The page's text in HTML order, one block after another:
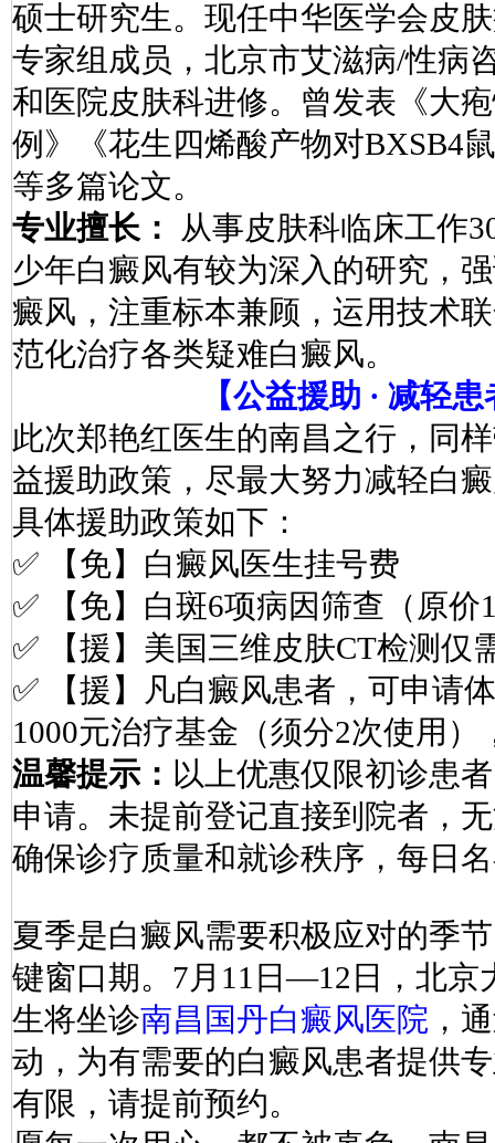
硕士研究生。现任中华医学会皮
专家组成员，北京市艾滋病/性病
和医院皮肤科进修。曾发表《大
例》《花生四烯酸产物对BXSB4
等多篇论文。
专业擅长：
从事皮肤科临床工作
少年白癜风有较为深入的研究，
癜风，注重标本兼顾，运用技术
范化治疗各类疑难白癜风。
【公益援助 ·减轻患
此次郑艳红医生的南昌之行，同
益援助政策，尽最大努力减轻白
具体援助政策如下：
✅ 【免】白癜风医生挂号费
✅ 【免】白斑6项病因筛查（原价
✅ 【援】美国三维皮肤CT检测仅
✅ 【援】凡白癜风患者，可申请
1000元治疗基金（须分2次使用）
温馨提示： 以上优惠仅限初诊患
申请。未提前登记直接到院者，
确保诊疗质量和就诊秩序，每日
夏季是白癜风需要积极应对的季
键窗口期。7月11日—12日，北京
生将坐诊南昌国丹白癜风医院 ，
动，为有需要的白癜风患者提供
有限，请提前预约。